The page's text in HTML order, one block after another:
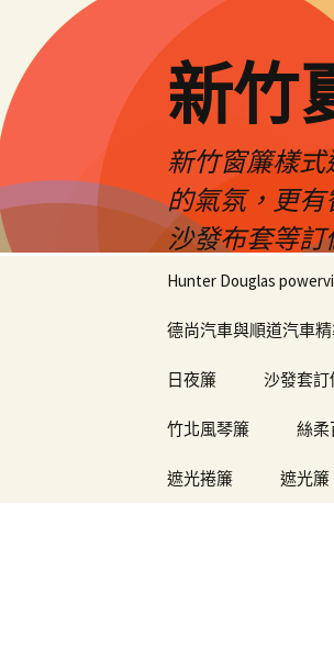
新竹
新竹窗簾樣式
的氣氛，更有
沙發布套等訂
Hunter Douglas
德尚汽車與順道汽車
日夜簾 沙發套訂
竹北風琴簾 絲柔
遮光捲簾 遮光簾